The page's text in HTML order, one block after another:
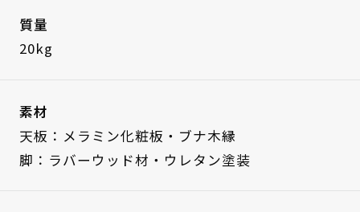
質量
20kg
素材
天板：メラミン化粧板・ブナ木縁
脚：ラバーウッド材・ウレタン塗装